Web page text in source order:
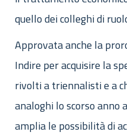
quello dei colleghi di
Approvata anche la
Indire per acquisire la
rivolti a triennalisti e a
analoghi lo scorso anno
amplia le possibilità di